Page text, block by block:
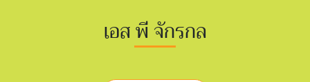
เอส พี จักรกล